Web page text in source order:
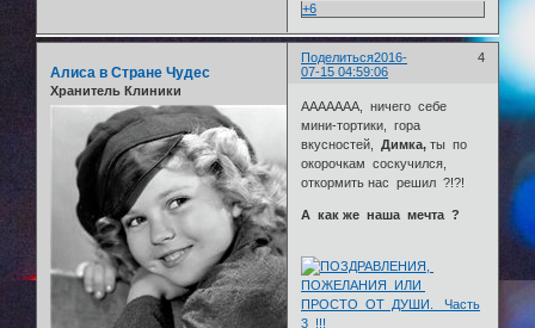
+6
Поделиться 4
2016-
07-15 04:59:06
Алиса в Стране Чудес
Хранитель Клиники
ААААААА, ничего себе
мини-тортики, гора
вкусностей,Димка, ты по
окорочкам соскучился,
откормить нас решил ?!?!
А как же наша мечта ?